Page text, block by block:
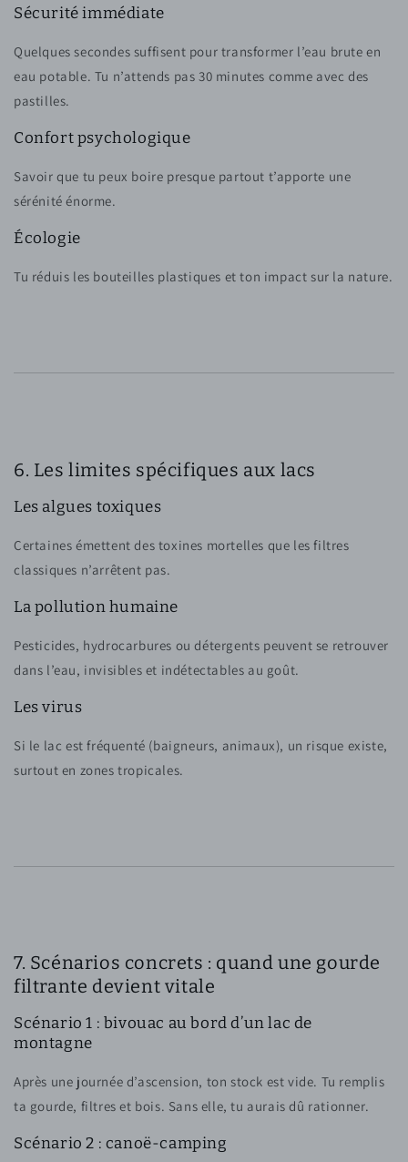
Sécurité immédiate
Quelques secondes suffisent pour transformer l’eau brute en
eau potable. Tu n’attends pas 30 minutes comme avec des
pastilles.
Confort psychologique
Savoir que tu peux boire presque partout t’apporte une
sérénité énorme.
Écologie
Tu réduis les bouteilles plastiques et ton impact sur la nature.
6. Les limites spécifiques aux lacs
Les algues toxiques
Certaines émettent des toxines mortelles que les filtres
classiques n’arrêtent pas.
La pollution humaine
Pesticides, hydrocarbures ou détergents peuvent se retrouver
dans l’eau, invisibles et indétectables au goût.
Les virus
Si le lac est fréquenté (baigneurs, animaux), un risque existe,
surtout en zones tropicales.
7. Scénarios concrets : quand une gourde
filtrante devient vitale
Scénario 1 : bivouac au bord d’un lac de
montagne
Après une journée d’ascension, ton stock est vide. Tu remplis
ta gourde, filtres et bois. Sans elle, tu aurais dû rationner.
Scénario 2 : canoë-camping